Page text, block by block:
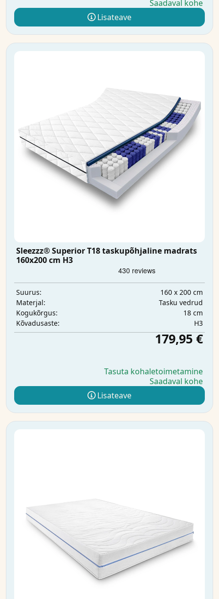
Saadaval kohe
Lisateave
Sleezzz® Superior T18 taskupõhjaline madrats
160x200 cm H3
Suurus:
160 x 200 cm
Materjal:
Tasku vedrud
Kogukõrgus:
18 cm
Kõvadusaste:
H3
179,95 €
Tasuta kohaletoimetamine
Saadaval kohe
Lisateave